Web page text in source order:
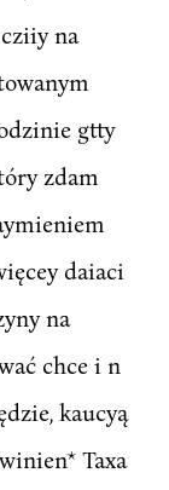
na
gtty
zdam
daiaci
na
chce i n
kaucyą
Taxa